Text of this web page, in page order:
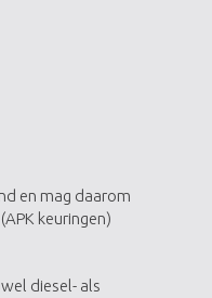
en mag daarom
keuringen)
diesel- als